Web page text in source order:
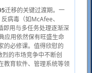
迁移的关键过渡期。一
病毒（如McAfee、
即用与多任务处理逐渐深
应用依然保有旺盛生命
的必修课。值得欣慰的
烈的市场竞争中不断创
教育软件、管理系统等领